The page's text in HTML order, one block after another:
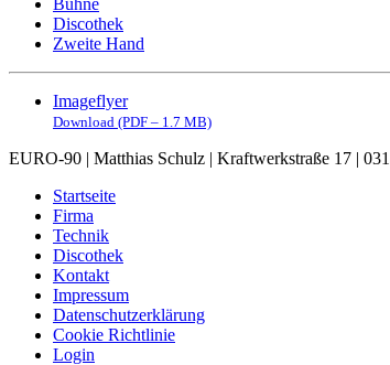
Discothek
Zweite Hand
Imageflyer
Download (PDF – 1.7 MB)
EURO-90 | Matthias Schulz | Kraftwerkstraße 17 |
Startseite
Firma
Technik
Discothek
Kontakt
Impressum
Datenschutzerklärung
Cookie Richtlinie
Login